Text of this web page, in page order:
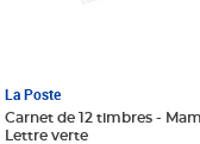
La Poste
Carnet de 12 timbres -
Lettre verte